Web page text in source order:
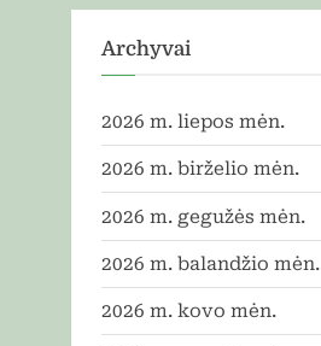
Archyvai
2026 m. liepos mėn.
2026 m. birželio mėn.
2026 m. gegužės mėn.
2026 m. balandžio mėn.
2026 m. kovo mėn.